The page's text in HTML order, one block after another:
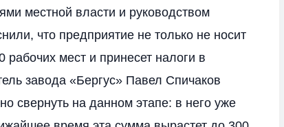
местной власти и руководством
что предприятие не только не носит
рабочих мест и принесет налоги в
завода «Бергус» Павел Спичаков
свернуть на данном этапе: в него уже